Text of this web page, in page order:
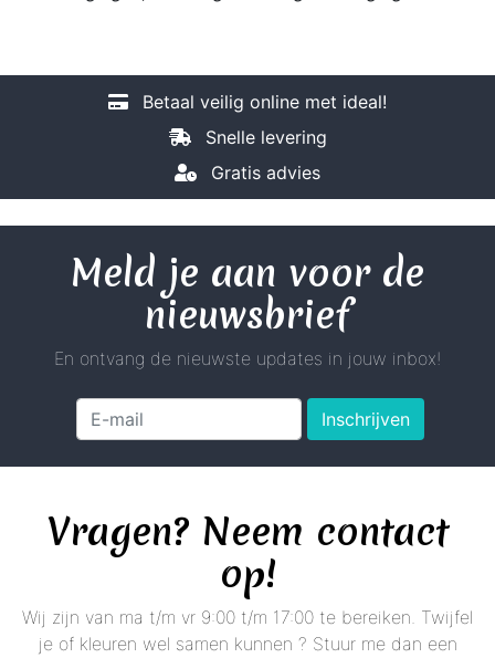
Betaal veilig online met ideal!
Snelle levering
Gratis advies
Meld je aan voor de
nieuwsbrief
En ontvang de nieuwste updates in jouw inbox!
Inschrijven
Vragen? Neem contact
op!
Wij zijn van ma t/m vr 9:00 t/m 17:00 te bereiken. Twijfel
je of kleuren wel samen kunnen ? Stuur me dan een